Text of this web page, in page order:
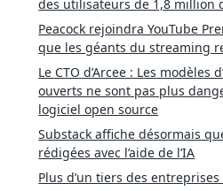
des utilisateurs de 1,8 million
Peacock rejoindra YouTube
que les géants du streaming
Le CTO d’Arcee : Les modèles
ouverts ne sont pas plus
logiciel open source
Substack affiche désormais
rédigées avec l’aide de l’IA
Plus d’un tiers des